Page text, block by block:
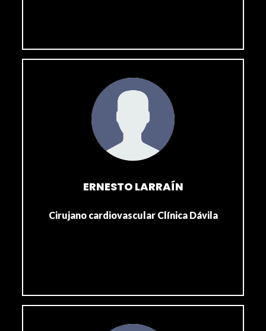
ERNESTO LARRAÍN
Cirujano cardiovascular Clínica Dávila